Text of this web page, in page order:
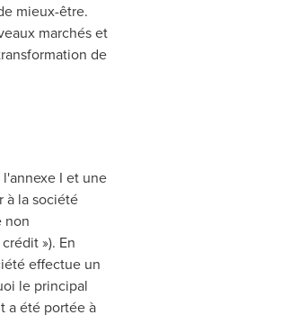
mieux-être.
marchés et
de
I et une
à la société
non
»). En
effectue un
le principal
a été portée à